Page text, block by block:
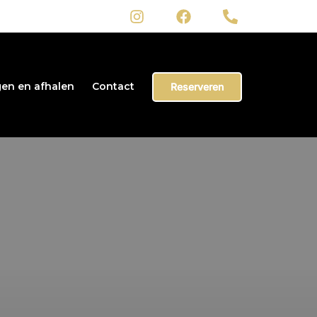
en afhalen Contact Reserveren